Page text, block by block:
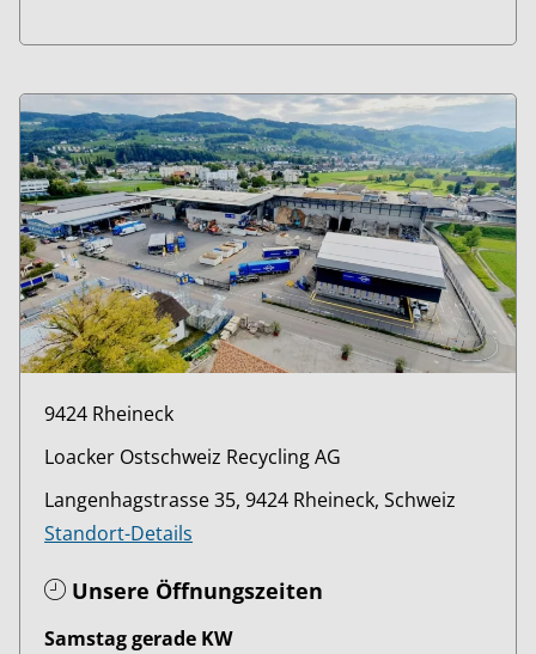
9424 Rheineck
Loacker Ostschweiz Recycling AG
Langenhagstrasse 35, 9424 Rheineck, Schweiz
Standort-Details
Unsere Öffnungszeiten
Samstag gerade KW